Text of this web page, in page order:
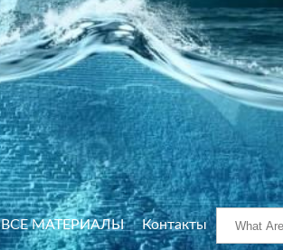
ВСЕ МАТЕРИАЛЫ Контакты